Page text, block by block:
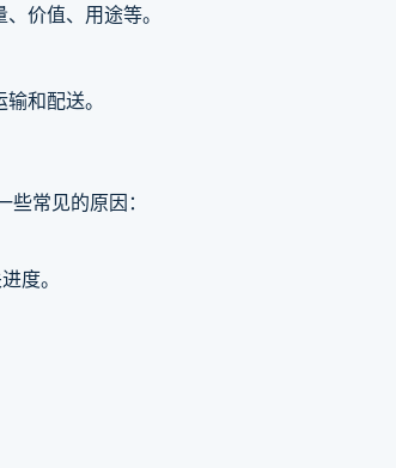
价值、用途等。
和配送。
常见的原因：
度。